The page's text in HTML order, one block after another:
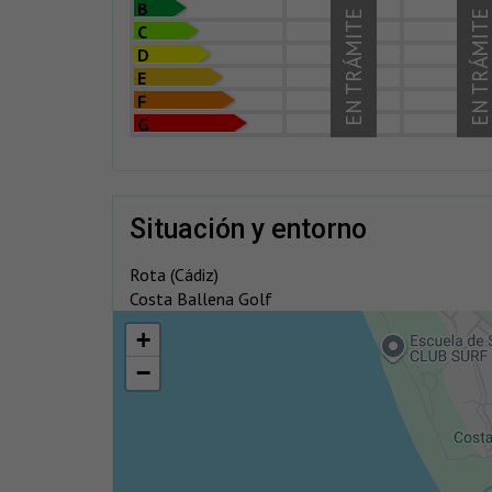
B
C
D
E
F
G
EN TRÁMITE
EN TRÁMITE
situación y entorno
Rota (Cádiz)
Costa Ballena Golf
+
−